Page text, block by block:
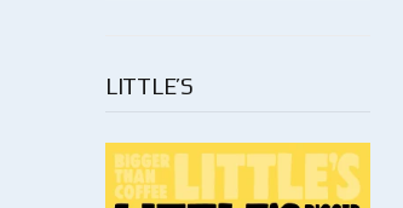
LITTLE’S